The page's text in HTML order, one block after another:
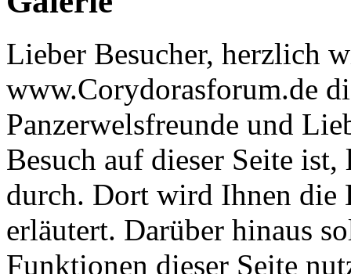
Lieber Besucher, herzlich
www.Corydorasforum.de
Panzerwelsfreunde und
Besuch auf dieser Seite
durch. Dort wird Ihnen die
erläutert. Darüber hinaus
Funktionen dieser Seite